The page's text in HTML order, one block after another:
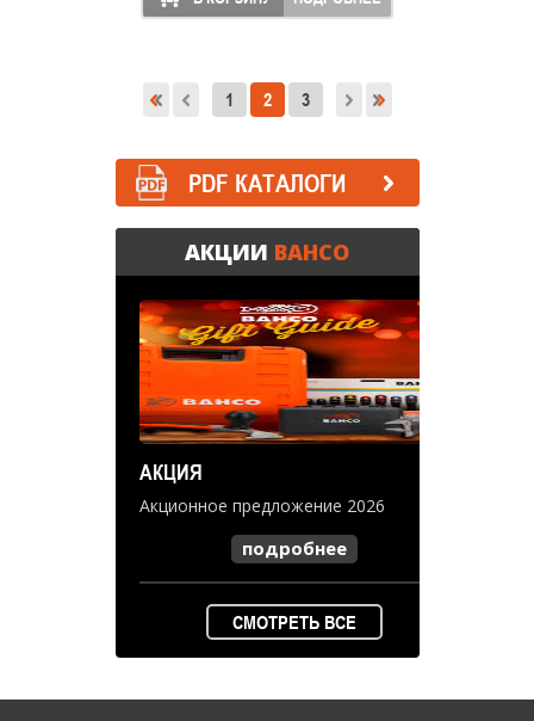
1 2 3
PDF КАТАЛОГИ
АКЦИИ BAHCO
АКЦИЯ
Акционное предложение 2026
подробнее
СМОТРЕТЬ ВСЕ